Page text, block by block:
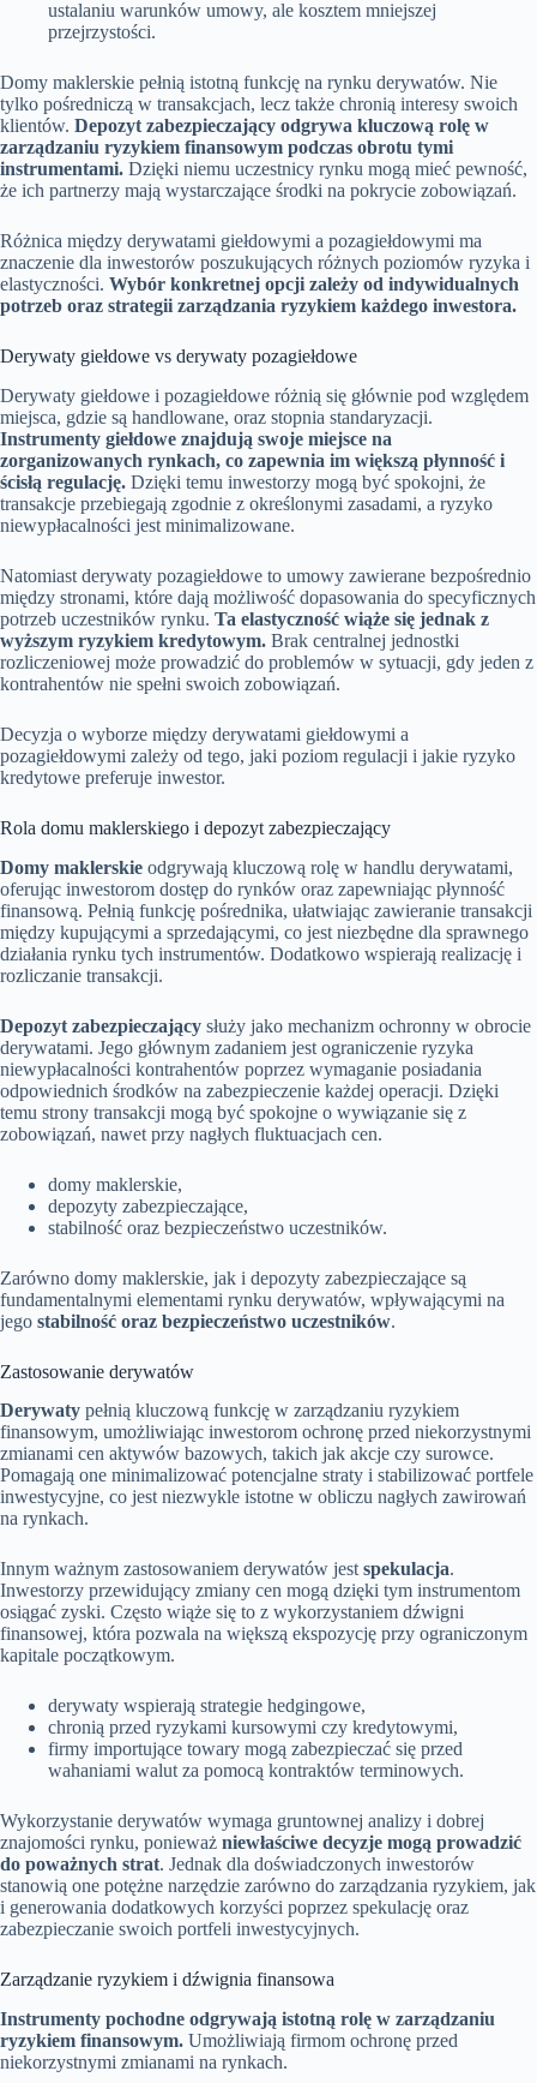
ustalaniu warunków umowy, ale kosztem mniejszej
przejrzystości.
Domy maklerskie pełnią istotną funkcję na rynku derywatów. Nie
tylko pośredniczą w transakcjach, lecz także chronią interesy swoich
klientów. Depozyt zabezpieczający odgrywa kluczową rolę w
zarządzaniu ryzykiem finansowym podczas obrotu tymi
instrumentami. Dzięki niemu uczestnicy rynku mogą mieć pewność,
że ich partnerzy mają wystarczające środki na pokrycie zobowiązań.
Różnica między derywatami giełdowymi a pozagiełdowymi ma
znaczenie dla inwestorów poszukujących różnych poziomów ryzyka i
elastyczności. Wybór konkretnej opcji zależy od indywidualnych
potrzeb oraz strategii zarządzania ryzykiem każdego inwestora.
Derywaty giełdowe vs derywaty pozagiełdowe
Derywaty giełdowe i pozagiełdowe różnią się głównie pod względem
miejsca, gdzie są handlowane, oraz stopnia standaryzacji.
Instrumenty giełdowe znajdują swoje miejsce na
zorganizowanych rynkach, co zapewnia im większą płynność i
ścisłą regulację. Dzięki temu inwestorzy mogą być spokojni, że
transakcje przebiegają zgodnie z określonymi zasadami, a ryzyko
niewypłacalności jest minimalizowane.
Natomiast derywaty pozagiełdowe to umowy zawierane bezpośrednio
między stronami, które dają możliwość dopasowania do specyficznych
potrzeb uczestników rynku. Ta elastyczność wiąże się jednak z
wyższym ryzykiem kredytowym. Brak centralnej jednostki
rozliczeniowej może prowadzić do problemów w sytuacji, gdy jeden z
kontrahentów nie spełni swoich zobowiązań.
Decyzja o wyborze między derywatami giełdowymi a
pozagiełdowymi zależy od tego, jaki poziom regulacji i jakie ryzyko
kredytowe preferuje inwestor.
Rola domu maklerskiego i depozyt zabezpieczający
Domy maklerskie odgrywają kluczową rolę w handlu derywatami,
oferując inwestorom dostęp do rynków oraz zapewniając płynność
finansową. Pełnią funkcję pośrednika, ułatwiając zawieranie transakcji
między kupującymi a sprzedającymi, co jest niezbędne dla sprawnego
działania rynku tych instrumentów. Dodatkowo wspierają realizację i
rozliczanie transakcji.
Depozyt zabezpieczający służy jako mechanizm ochronny w obrocie
derywatami. Jego głównym zadaniem jest ograniczenie ryzyka
niewypłacalności kontrahentów poprzez wymaganie posiadania
odpowiednich środków na zabezpieczenie każdej operacji. Dzięki
temu strony transakcji mogą być spokojne o wywiązanie się z
zobowiązań, nawet przy nagłych fluktuacjach cen.
domy maklerskie,
depozyty zabezpieczające,
stabilność oraz bezpieczeństwo uczestników.
Zarówno domy maklerskie, jak i depozyty zabezpieczające są
fundamentalnymi elementami rynku derywatów, wpływającymi na
jego stabilność oraz bezpieczeństwo uczestników.
Zastosowanie derywatów
Derywaty pełnią kluczową funkcję w zarządzaniu ryzykiem
finansowym, umożliwiając inwestorom ochronę przed niekorzystnymi
zmianami cen aktywów bazowych, takich jak akcje czy surowce.
Pomagają one minimalizować potencjalne straty i stabilizować portfele
inwestycyjne, co jest niezwykle istotne w obliczu nagłych zawirowań
na rynkach.
Innym ważnym zastosowaniem derywatów jest spekulacja.
Inwestorzy przewidujący zmiany cen mogą dzięki tym instrumentom
osiągać zyski. Często wiąże się to z wykorzystaniem dźwigni
finansowej, która pozwala na większą ekspozycję przy ograniczonym
kapitale początkowym.
derywaty wspierają strategie hedgingowe,
chronią przed ryzykami kursowymi czy kredytowymi,
firmy importujące towary mogą zabezpieczać się przed
wahaniami walut za pomocą kontraktów terminowych.
Wykorzystanie derywatów wymaga gruntownej analizy i dobrej
znajomości rynku, ponieważ niewłaściwe decyzje mogą prowadzić
do poważnych strat. Jednak dla doświadczonych inwestorów
stanowią one potężne narzędzie zarówno do zarządzania ryzykiem, jak
i generowania dodatkowych korzyści poprzez spekulację oraz
zabezpieczanie swoich portfeli inwestycyjnych.
Zarządzanie ryzykiem i dźwignia finansowa
Instrumenty pochodne odgrywają istotną rolę w zarządzaniu
ryzykiem finansowym. Umożliwiają firmom ochronę przed
niekorzystnymi zmianami na rynkach.